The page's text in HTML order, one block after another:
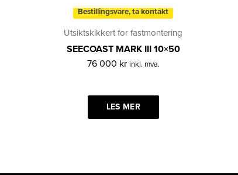
Bestillingsvare, ta kontakt
Utsiktskikkert for fastmontering
SEECOAST MARK III 10×50
76 000 kr inkl. mva.
LES MER